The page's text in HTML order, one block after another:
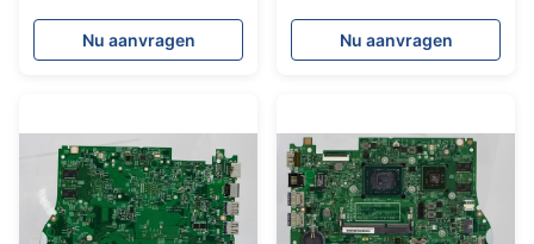
Assembly voor
automobiel- en
Nu aanvragen
Fabrieksautomatisering &
Zware Machines
Nu aanvragen